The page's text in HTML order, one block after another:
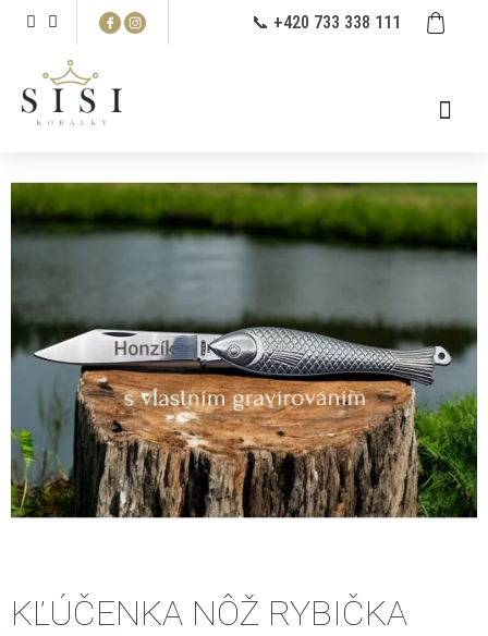
📞 +420 733 338 111
KĽÚČENKA NÔŽ RYBIČKA